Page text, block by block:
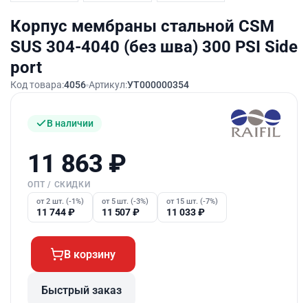
Корпус мембраны стальной CSM
SUS 304-4040 (без шва) 300 PSI Side
port
Код товара:4056 Артикул:УТ000000354
В наличии
11 863 ₽
ОПТ / СКИДКИ
от 2 шт. (-1%)
11 744₽
от 5 шт. (-3%)
11 507₽
от 15 шт. (-7%)
11 033₽
В корзину
Быстрый заказ